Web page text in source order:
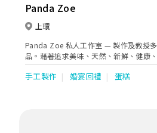
Panda Zoe
上環
Panda Zoe 私人工作室 — 製作及教授
品。藉著追求美味、天然、新鮮、健康
樂趣給大家。
手工製作 婚宴回禮 蛋糕